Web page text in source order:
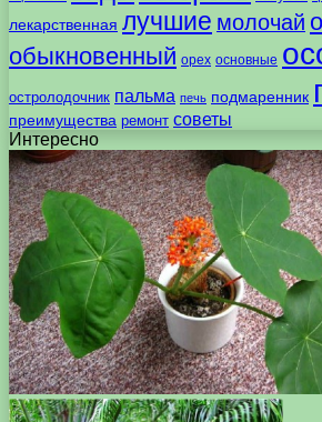
лекарственная лучшие молочай
обыкновенный орех основные
остролодочник пальма печь подмаренник
преимущества ремонт советы
Интересно